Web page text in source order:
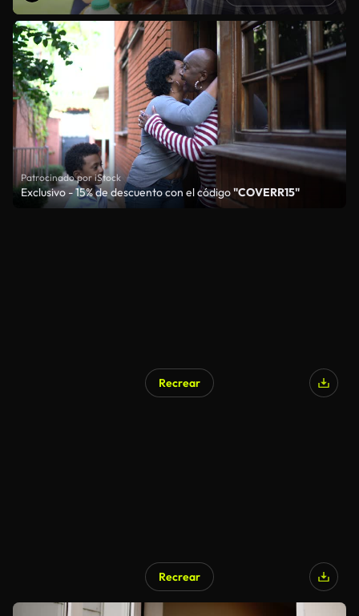
Patrocinado por iStock
Exclusivo - 15% de descuento con el código"COVERR15"
Recrear
Recrear